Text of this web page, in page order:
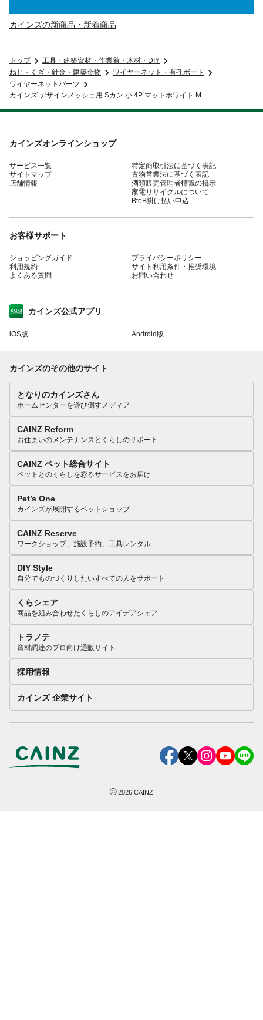
カインズの新商品・新着商品
トップ
工具・建築資材・作業着・木材・DIY
ねじ・くぎ・針金・建築金物
ワイヤーネット・有孔ボード
ワイヤーネットパーツ
カインズ デザインメッシュ用 Sカン 小 4P マットホワイト M
カインズオンラインショップ
サービス一覧
サイトマップ
店舗情報
特定商取引法に基づく表記
古物営業法に基づく表記
酒類販売管理者標識の掲示
家電リサイクルについて
BtoB掛け払い申込
お客様サポート
ショッピングガイド
利用規約
よくある質問
プライバシーポリシー
サイト利用条件・推奨環境
お問い合わせ
カインズ公式アプリ
iOS版 Android版
カインズのその他のサイト
となりのカインズさん
ホームセンターを遊び倒すメディア
CAINZ Reform
お住まいのメンテナンスとくらしのサポート
CAINZ ペット総合サイト
ペットとのくらしを彩るサービスをお届け
Pet’s One
カインズが展開するペットショップ
CAINZ Reserve
ワークショップ、施設予約、工具レンタル
DIY Style
自分でものづくりしたいすべての人をサポート
くらシェア
商品を組み合わせたくらしのアイデアシェア
トラノテ
資材調達のプロ向け通販サイト
採用情報
カインズ 企業サイト
©2026 CAINZ